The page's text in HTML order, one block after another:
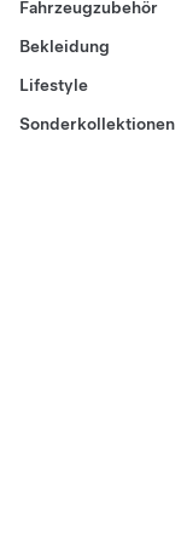
Fahrzeugzubehör
Bekleidung
Lifestyle
Sonderkollektionen